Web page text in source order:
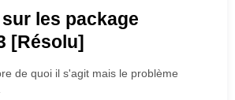
les package
[Résolu]
de quoi il s'agit mais le problème